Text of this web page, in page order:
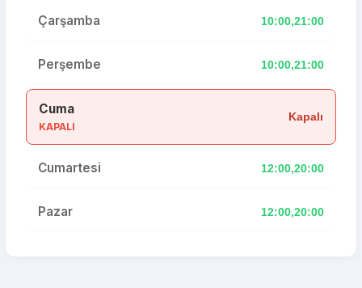
Çarşamba 10:00,21:00
Perşembe 10:00,21:00
Cuma
KAPALI
Kapalı
Cumartesi 12:00,20:00
Pazar 12:00,20:00